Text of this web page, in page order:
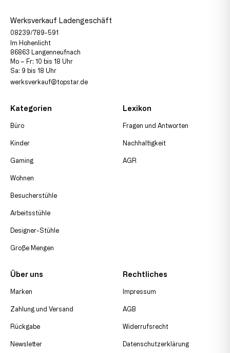
Werksverkauf Ladengeschäft
08239/789-591
Im Hohenlicht
86863 Langenneufnach
Mo – Fr: 10 bis 18 Uhr
Sa: 9 bis 18 Uhr
werksverkauf@topstar.de
Kategorien
Büro
Kinder
Gaming
Wohnen
Besucherstühle
Arbeitsstühle
Designer-Stühle
Große Mengen
Lexikon
Fragen und Antworten
Nachhaltigkeit
AGR
Über uns
Marken
Zahlung und Versand
Rückgabe
Newsletter
Rechtliches
Impressum
AGB
Widerrufsrecht
Datenschutzerklärung